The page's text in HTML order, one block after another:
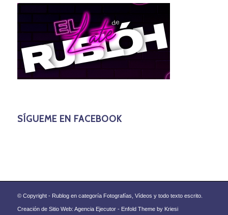
SÍGUEME EN FACEBOOK
© Copyright - Rublog en categoría Fotografías, Vídeos y todo texto escrito.
Creación de Sitio Web: Agencia Ejecutor - Enfold Theme by Kriesi